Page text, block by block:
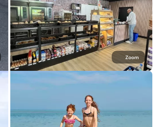
Zoom